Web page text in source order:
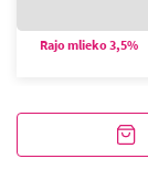
Rajo mlieko 3,5%